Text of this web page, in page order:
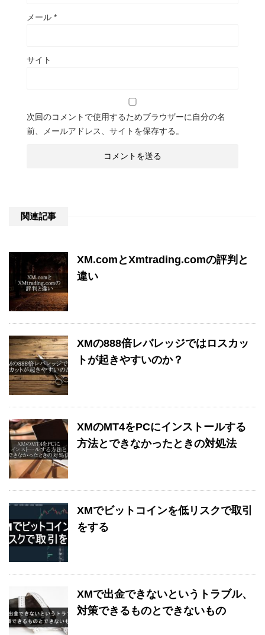
メール *
サイト
次回のコメントで使用するためブラウザーに自分の名
前、メールアドレス、サイトを保存する。
関連記事
XM.comとXmtrading.comの評判と
違い
XMの888倍レバレッジではロスカッ
トが起きやすいのか？
XMのMT4をPCにインストールする
方法とできなかったときの対処法
XMでビットコインを低リスクで取引
をする
XMで出金できないというトラブル、
対策できるものとできないもの